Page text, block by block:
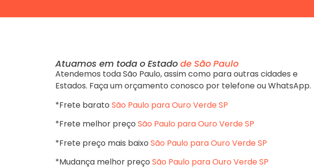
Atuamos em toda o Estado de São Paulo
Atendemos toda São Paulo, assim como para outras cidades e
Estados. Faça um orçamento conosco por telefone ou WhatsApp.
*Frete barato São Paulo para Ouro Verde SP
*Frete melhor preço São Paulo para Ouro Verde SP
*Frete preço mais baixo São Paulo para Ouro Verde SP
*Mudança melhor preço São Paulo para Ouro Verde SP